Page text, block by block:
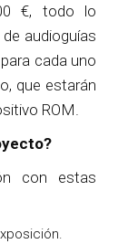
€, todo lo
audioguías
cada uno
que estarán
ROM.
con estas